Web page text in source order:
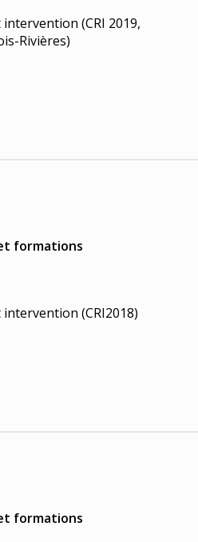
(CRI 2019,
Rivières)
formations
(CRI2018)
formations